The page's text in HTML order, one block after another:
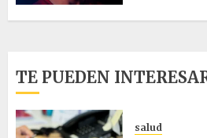
TE PUEDEN
salud